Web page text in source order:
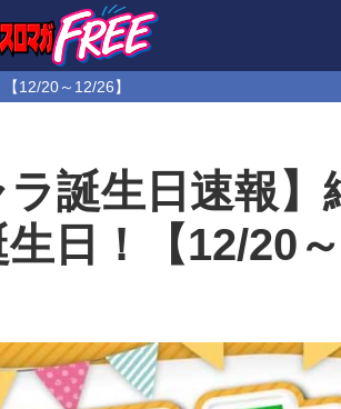
12/20～12/26】
ラ誕生日速報
日！【12/20～